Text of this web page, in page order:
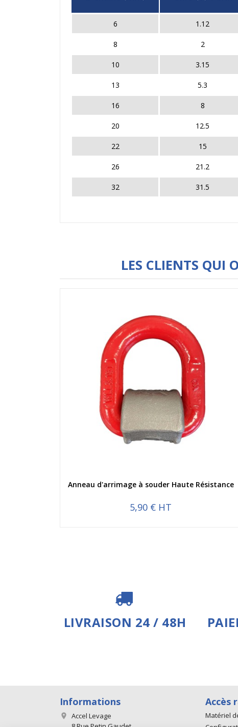
6 1.12
8 2
10 3.15
13 5.3
16 8
20 12.5
22 15
26 21.2
32 31.5
LES CLIENTS QUI
Aperçu rapide
Anneau d'arrimage à souder Haute Résistance
5,90 € HT
LIVRAISON 24 / 48H
Informations

Accel Levage
Accès
Matériel